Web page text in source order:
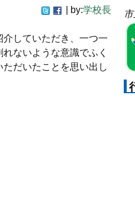
| by:学校長
していただき、一つ一
ないような意識でふく
だいたことを思い出し